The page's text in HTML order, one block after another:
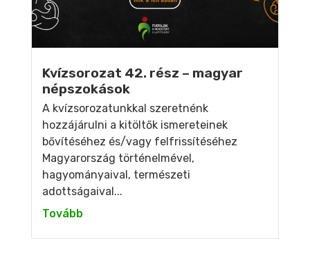
Kvízsorozat 42. rész – magyar
népszokások
A kvízsorozatunkkal szeretnénk
hozzájárulni a kitöltők ismereteinek
bővítéséhez és/vagy felfrissítéséhez
Magyarország történelmével,
hagyományaival, természeti
adottságaival...
Tovább